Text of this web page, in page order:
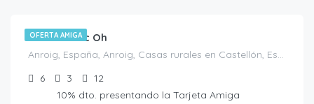
OFERTA AMIGA
Casa Rustic Oh
Anroig, España, Anroig, Casas rurales en Castellón, España
6
3
12
10% dto. presentando la Tarjeta Amiga